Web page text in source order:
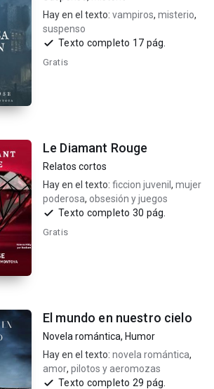
Hay en el texto: vampiros, misterio,
suspenso
Texto completo 17 pág.
Gratis
Le Diamant Rouge
Relatos cortos
Hay en el texto: ficcion juvenil , mujer
poderosa, obsesión y juegos
Texto completo 30 pág.
Gratis
El mundo en nuestro cielo
Novela romántica, Humor
Hay en el texto: novela romántica,
amor, pilotos y aeromozas
Texto completo 29 pág.